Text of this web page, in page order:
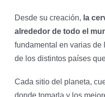
Desde su creación, la
alrededor de todo el
fundamental en varias de
de los distintos países
Cada sitio del planeta,
donde tomarla y los